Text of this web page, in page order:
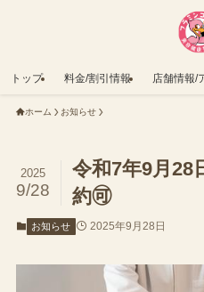
トップ 料金/割引情報 店舗情報/
ホーム お知らせ
令和7年9月28
約🉑
2025
9/28
お知らせ 2025年9月28日